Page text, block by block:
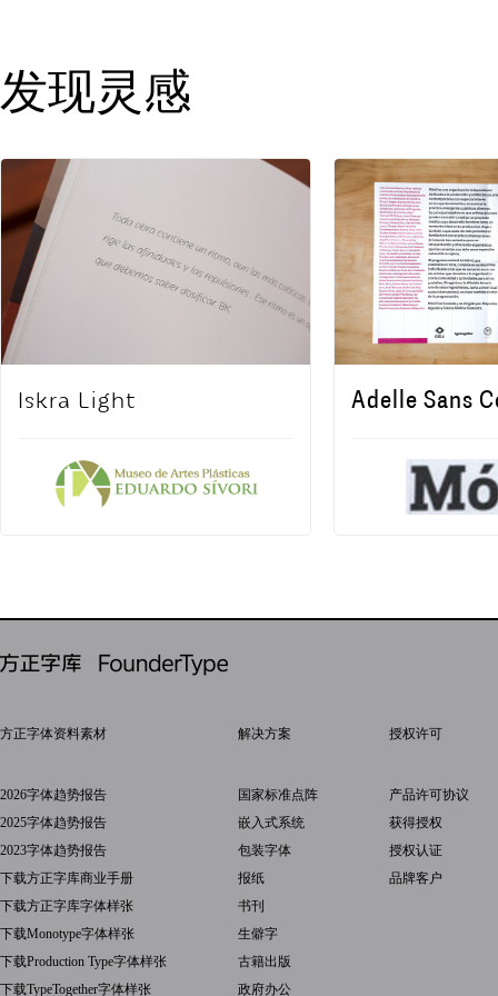
发现灵感
Iskra Light Adelle Sans
方正字体资料素材
2026字体趋势报告
2025字体趋势报告
2023字体趋势报告
下载方正字库商业手册
下载方正字库字体样张
下载Monotype字体样张
下载Production Type字体样张
下载TypeTogether字体样张
解决方案
国家标准点阵
嵌入式系统
包装字体
报纸
书刊
生僻字
古籍出版
政府办公
授权许可
产品许可协议
获得授权
授权认证
品牌客户